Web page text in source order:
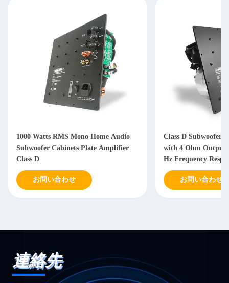
1000 Watts RMS Mono Home Audio
Subwoofer Cabinets Plate Amplifier
Class D
お問い合わせ
Class D Subwoofer
with 4 Ohm Output
Hz Frequency
Power Supply
お問い合わせ
連絡先